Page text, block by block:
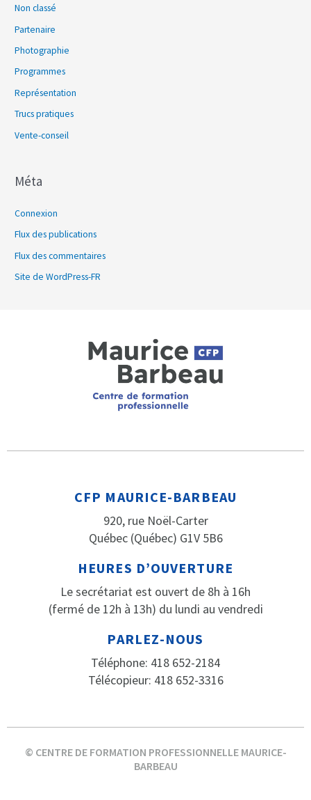
Non classé
Partenaire
Photographie
Programmes
Représentation
Trucs pratiques
Vente-conseil
Méta
Connexion
Flux des publications
Flux des commentaires
Site de WordPress-FR
CFP MAURICE-BARBEAU
920, rue Noël-Carter
Québec (Québec) G1V 5B6
HEURES D’OUVERTURE
Le secrétariat est ouvert de 8h à 16h
(fermé de 12h à 13h) du lundi au vendredi
PARLEZ-NOUS
Téléphone: 418 652-2184
Télécopieur: 418 652-3316
© CENTRE DE FORMATION PROFESSIONNELLE MAURICE-
BARBEAU